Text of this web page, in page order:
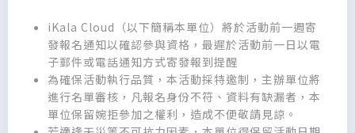
iKala Cloud（以下簡稱本單位）將於活動前一週寄
發報名通知以確認參與資格，最遲於活動前一日以電
子郵件或電話通知方式寄發報到提醒
為確保活動執行品質，本活動採特邀制，主辦單位將
進行名單審核，凡報名身份不符、資料有缺漏者，本
單位保留婉拒參加之權利，造成不便敬請見諒。